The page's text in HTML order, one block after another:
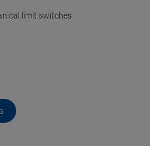
limit switches